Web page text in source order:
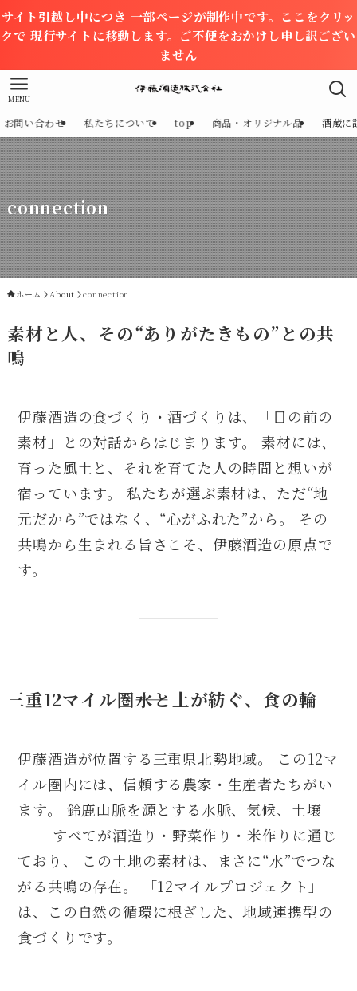
サイト引越し中につき 一部ページが制作中です。ここをクリッ
クで 現行サイトに移動します。ご不便をおかけし申し訳ござい
ません
MENU
お問い合わせ 私たちについて top 商品・オリジナル品 酒蔵に
connection
ホーム About connection
素材と人、その“ありがたきもの”との共
鳴
伊藤酒造の食づくり・酒づくりは、「目の前の
素材」との対話からはじまります。 素材には、
育った風土と、それを育てた人の時間と想いが
宿っています。 私たちが選ぶ素材は、ただ“地
元だから”ではなく、“心がふれた”から。 その
共鳴から生まれる旨さこそ、伊藤酒造の原点で
す。
三重12マイル圏――水と土が紡ぐ、食の輪
伊藤酒造が位置する三重県北勢地域。 この12マ
イル圏内には、信頼する農家・生産者たちがい
ます。 鈴鹿山脈を源とする水脈、気候、土壌
── すべてが酒造り・野菜作り・米作りに通じ
ており、 この土地の素材は、まさに“水”でつな
がる共鳴の存在。 「12マイルプロジェクト」
は、この自然の循環に根ざした、地域連携型の
食づくりです。